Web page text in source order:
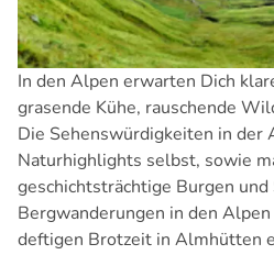
In den Alpen erwarten Dich
grasende Kühe, rauschende
Die Sehenswürdigkeiten in der
Naturhighlights selbst, sowie
geschichtsträchtige Burgen
Bergwanderungen in den
deftigen Brotzeit in Almhütten